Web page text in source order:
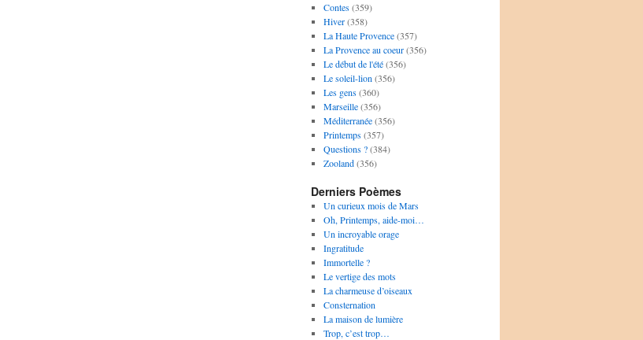
Contes(359)
Hiver(358)
La Haute Provence(357)
La Provence au coeur(356)
Le début de l'été(356)
Le soleil-lion (356)
Les gens(360)
Marseille(356)
Méditerranée(356)
Printemps(357)
Questions ?(384)
Zooland(356)
Derniers Poèmes
Un curieux mois de Mars
Oh, Printemps, aide-moi…
Un incroyable orage
Ingratitude
Immortelle ?
Le vertige des mots
La charmeuse d’oiseaux
Consternation
La maison de lumière
Trop, c’est trop…